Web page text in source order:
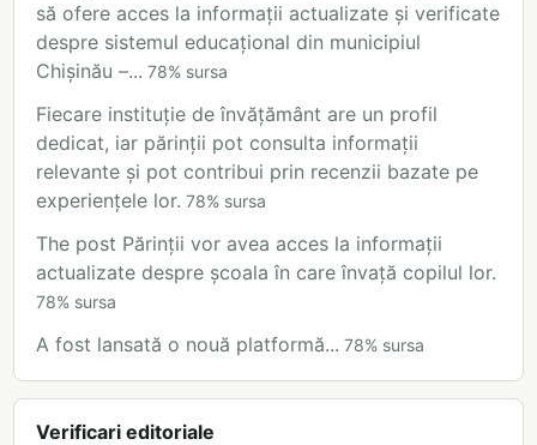
să ofere acces la informații actualizate și verificate
despre sistemul educațional din municipiul
Chișinău –... 78% sursa
Fiecare instituție de învățământ are un profil
dedicat, iar părinții pot consulta informații
relevante și pot contribui prin recenzii bazate pe
experiențele lor. 78% sursa
The post Părinții vor avea acces la informații
actualizate despre școala în care învață copilul lor.
78% sursa
A fost lansată o nouă platformă... 78% sursa
Verificari editoriale